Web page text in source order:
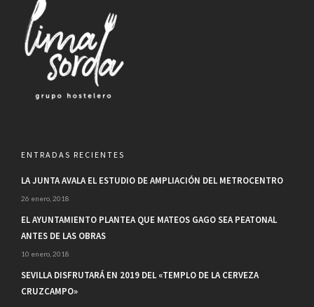
ENTRADAS RECIENTES
LA JUNTA AVALA EL ESTUDIO DE AMPLIACIÓN DEL METROCENTRO
26 enero, 2018
EL AYUNTAMIENTO PLANTEA QUE MATEOS GAGO SEA PEATONAL
ANTES DE LAS OBRAS
10 enero, 2018
SEVILLA DISFRUTARÁ EN 2019 DEL «TEMPLO DE LA CERVEZA
CRUZCAMPO»